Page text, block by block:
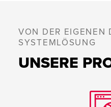
VON DER EIGENEN
SYSTEMLÖSUNG
UNSERE